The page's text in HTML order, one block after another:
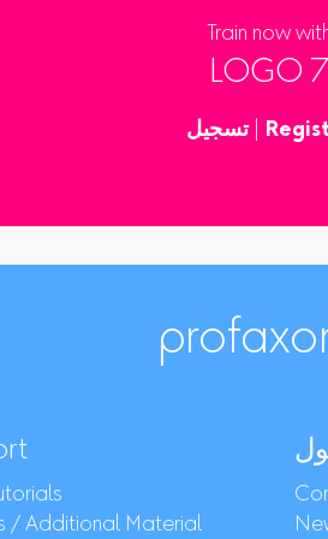
Train now
LOGO 7
تسجيل|
/ Additional Material